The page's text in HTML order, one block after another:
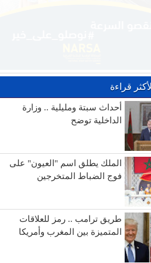
قراءة
أحداث سبتة ومليلية .. وزارة
الداخلية توضح
الملك يطلق اسم "العيون" على
فوج الضباط المتخرجين
طريق ترامب .. رمز للعلاقات
المتميزة بين المغرب وأمريكا